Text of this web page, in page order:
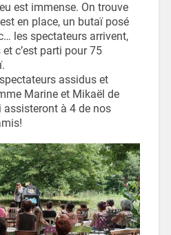
est immense. On trouve
en place, un butaï posé
les spectateurs arrivent,
c’est parti pour 75
assidus et
Marine et Mikaël de
assisteront à 4 de nos